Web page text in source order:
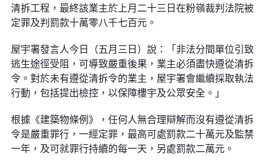
清拆工程，最終該業主於上月二十三日在粉嶺裁判法院被
定罪及判罰款十萬零八千七百元。
屋宇署發言人今日（五月三日）說：「非法分間單位引致
逃生途徑受阻，可導致嚴重後果，業主必須盡快遵從清拆
令。對於未有遵從清拆令的業主，屋宇署會繼續採取執法
行動，包括提出檢控，以保障樓宇及公眾安全。」
根據《建築物條例》，任何人無合理辯解而沒有遵從清拆
令是嚴重罪行，一經定罪，最高可處罰款二十萬元及監禁
一年，及可就罪行持續的每一天，另處罰款二萬元。